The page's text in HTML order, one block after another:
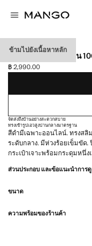
ข้ามไปยังเนื้อหาหลัก
กางเกงขายาวผ้าลินิน
ราคาปัจจุบัน [฿ 2,990.00 ]
฿ 2,990.00
เลือกสี
จัดส่งถึงบ้านอย่างสะดวกสบาย
ทรงเข้ารูปเอวสูงปานกลางมาตรฐาน
สีดำมีเฉพาะออนไลน์. ทรงสลิ
ระดับกลาง. มีห่วงร้อยเข็มขัด.
กระเป๋าเจาะพร้อมกระดุมหนึ่
ส่วนประกอบ และข้อแนะนำการ
ขนาด
ความพร้อมของร้านค้า